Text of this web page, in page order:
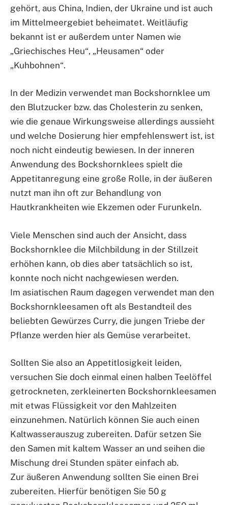
gehört, aus China, Indien, der Ukraine und ist auch
im Mittelmeergebiet beheimatet. Weitläufig
bekannt ist er außerdem unter Namen wie
„Griechisches Heu“, „Heusamen“ oder
„Kuhbohnen“.
In der Medizin verwendet man Bockshornklee um
den Blutzucker bzw. das Cholesterin zu senken,
wie die genaue Wirkungsweise allerdings aussieht
und welche Dosierung hier empfehlenswert ist, ist
noch nicht eindeutig bewiesen. In der inneren
Anwendung des Bockshornklees spielt die
Appetitanregung eine große Rolle, in der äußeren
nutzt man ihn oft zur Behandlung von
Hautkrankheiten wie Ekzemen oder Furunkeln.
Viele Menschen sind auch der Ansicht, dass
Bockshornklee die Milchbildung in der Stillzeit
erhöhen kann, ob dies aber tatsächlich so ist,
konnte noch nicht nachgewiesen werden.
Im asiatischen Raum dagegen verwendet man den
Bockshornkleesamen oft als Bestandteil des
beliebten Gewürzes Curry, die jungen Triebe der
Pflanze werden hier als Gemüse verarbeitet.
Sollten Sie also an Appetitlosigkeit leiden,
versuchen Sie doch einmal einen halben Teelöffel
getrockneten, zerkleinerten Bockshornkleesamen
mit etwas Flüssigkeit vor den Mahlzeiten
einzunehmen. Natürlich können Sie auch einen
Kaltwasserauszug zubereiten. Dafür setzen Sie
den Samen mit kaltem Wasser an und seihen die
Mischung drei Stunden später einfach ab.
Zur äußeren Anwendung sollten Sie einen Brei
zubereiten. Hierfür benötigen Sie 50 g